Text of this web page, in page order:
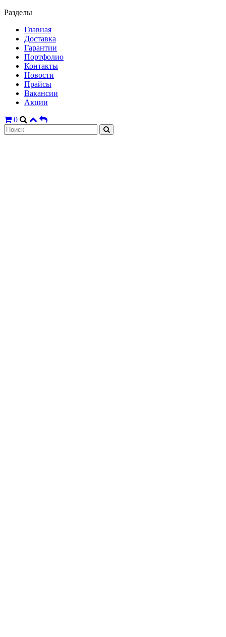
Разделы
Главная
Доставка
Гарантии
Портфолио
Контакты
Новости
Прайсы
Вакансии
Акции
0